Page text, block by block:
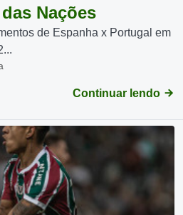
Nações
de Espanha x Portugal em
Continuar lendo